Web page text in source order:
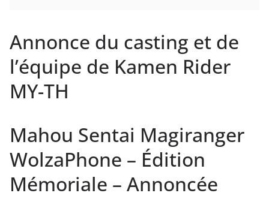
Annonce du casting et de
l’équipe de Kamen Rider
MY-TH
Mahou Sentai Magiranger
WolzaPhone – Édition
Mémoriale – Annoncée